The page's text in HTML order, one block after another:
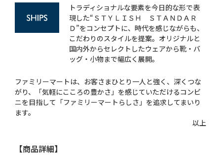
トラディショナルな要素を今日的な形で表
現した“ＳＴＹＬＩＳＨ ＳＴＡＮＤＡＲ
Ｄ”をコンセプトに、時代を感じながらも、
こだわりのスタイルを提案。オリジナルと
国内外からセレクトしたウェアから靴・バ
ッグ・小物まで幅広く展開。
ファミリーマートは、お客さまひとり一人と強く、深くつな
がり、「気軽にこころの豊かさ」を感じていただけるコンビ
ニを目指して「ファミリーマートらしさ」を追求してまいり
ます。
以上
【商品詳細】